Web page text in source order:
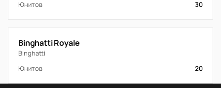
Юнитов 30
Binghatti Royale
Binghatti
Юнитов
20